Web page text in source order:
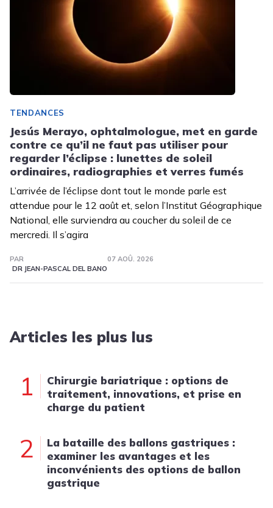
TENDANCES
Jesús Merayo, ophtalmologue, met en garde
contre ce qu’il ne faut pas utiliser pour
regarder l’éclipse : lunettes de soleil
ordinaires, radiographies et verres fumés
L’arrivée de l’éclipse dont tout le monde parle est
attendue pour le 12 août et, selon l’Institut Géographique
National, elle surviendra au coucher du soleil de ce
mercredi. Il s’agira
PAR
DR JEAN-PASCAL DEL BANO
07 AOÛ. 2026
Articles les plus lus
1
Chirurgie bariatrique : options de
traitement, innovations, et prise en
charge du patient
2
La bataille des ballons gastriques :
examiner les avantages et les
inconvénients des options de ballon
gastrique